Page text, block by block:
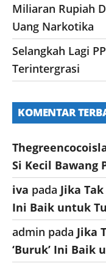
Miliaran Rupiah
Uang Narkotika
Selangkah Lagi
Terintergrasi
KOMENTAR
Si Kecil Bawang
iva pada Jika
Ini Baik untuk
admin pada Jika
‘Buruk’ Ini Baik